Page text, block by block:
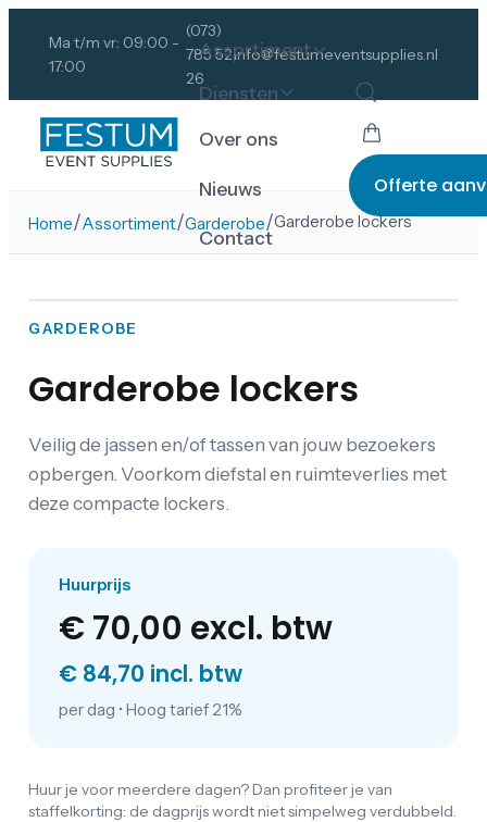
Ma t/m vr: 09:00 -
17:00
(073)
785 52
26
info@festumeventsupplies.nl
Assortiment
Diensten
Over ons
Nieuws
Contact
Offerte
Home/Assortiment/Garderobe/Garderobe lockers
GARDEROBE
Garderobe lockers
Veilig de jassen en/of tassen van jouw bezoekers
opbergen. Voorkom diefstal en ruimteverlies met
deze compacte lockers.
Huurprijs
€ 70,00 excl. btw
€ 84,70 incl. btw
per dag • Hoog tarief 21%
Huur je voor meerdere dagen? Dan profiteer je van
staffelkorting: de dagprijs wordt niet simpelweg verdubbeld.